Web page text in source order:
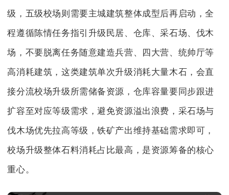
级，五级校场则需要主城建筑整体成型后再启动，全
程遵循陈情任务指引升级民居、仓库、采石场、伐木
场，不要脱离任务随意建造兵营、四大营、统帅厅等
高消耗建筑，这类建筑单次升级消耗大量木石，会直
接分流校场升级所需储备资源，仓库容量要同步跟进
扩容至对应等级需求，避免资源溢出浪费，采石场与
伐木场优先拉高等级，铁矿产出维持基础需求即可，
校场升级整体石料消耗占比最高，是资源筹备的核心
重心。